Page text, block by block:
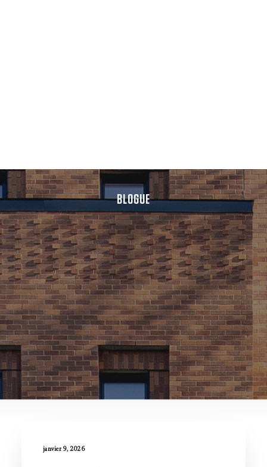
BLOGUE
janvier 9, 2026